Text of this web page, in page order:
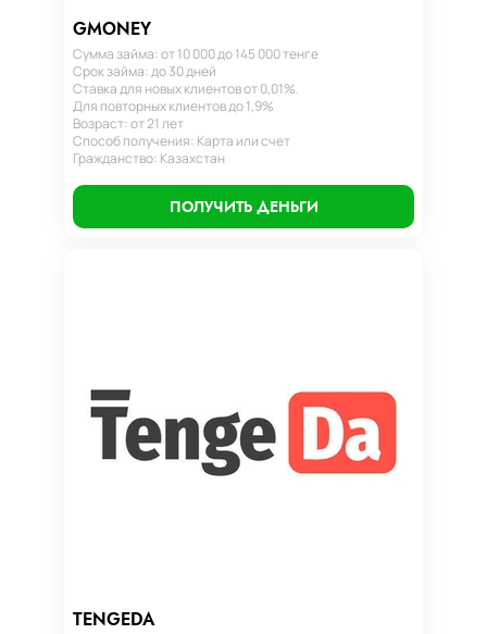
GMONEY
Сумма займа: от 10 000 до 145 000 тенге
Срок займа: до 30 дней
Ставка для новых клиентов от 0,01%.
Для повторных клиентов до 1,9%
Возраст: от 21 лет
Способ получения: Карта или счет
Гражданство: Казахстан
ПОЛУЧИТЬ ДЕНЬГИ
TENGEDA